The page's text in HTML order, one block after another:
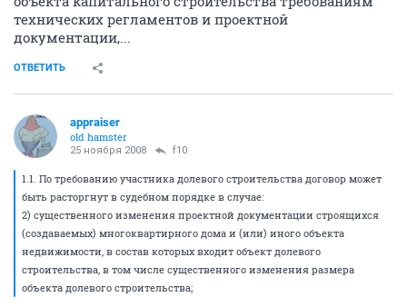
технических регламентов и проектной
документации,...
ОТВЕТИТЬ
appraiser
old hamster
25 ноября 2008 f10
1.1. По требованию участника долевого строительства договор может
быть расторгнут в судебном порядке в случае:
2) существенного изменения проектной документации строящихся
(создаваемых) многоквартирного дома и (или) иного объекта
недвижимости, в состав которых входит объект долевого
строительства, в том числе существенного изменения размера
объекта долевого строительства;